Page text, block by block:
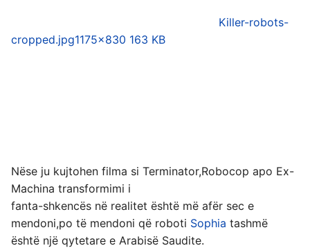
Killer-robots-
cropped.jpg1175×830 163 KB
Nëse ju kujtohen filma si Terminator,Robocop apo Ex-
Machina transformimi i
fanta-shkencës në realitet është më afër sec e
mendoni,po të mendoni që roboti Sophia tashmë
është një qytetare e Arabisë Saudite.